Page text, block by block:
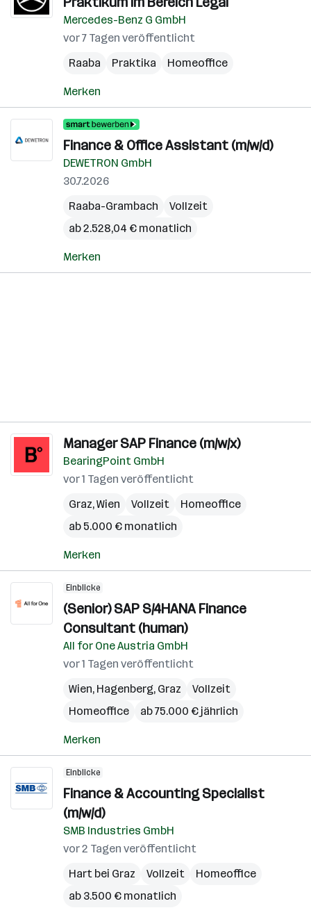
Mercedes-Benz G GmbH
vor 7 Tagen veröffentlicht
Raaba
Praktika Homeoffice
Merken
Finance & Office Assistant (m/w/d)
DEWETRON GmbH
30.7.2026
Raaba-Grambach
Vollzeit
ab 2.528,04 € monatlich
Merken
Manager SAP Finance (m/w/x)
BearingPoint GmbH
vor 1 Tagen veröffentlicht
Graz,Wien Vollzeit
Homeoffice
ab 5.000 € monatlich
Merken
Einblicke
(Senior) SAP S/4HANA Finance
Consultant (human)
All for One Austria GmbH
vor 1 Tagen veröffentlicht
Wien, Hagenberg, Graz
Vollzeit
Homeoffice
ab 75.000 € jährlich
Merken
Einblicke
Finance & Accounting Specialist
(m/w/d)
SMB Industries GmbH
vor 2 Tagen veröffentlicht
Hart bei Graz
Vollzeit
Homeoffice
ab 3.500 € monatlich